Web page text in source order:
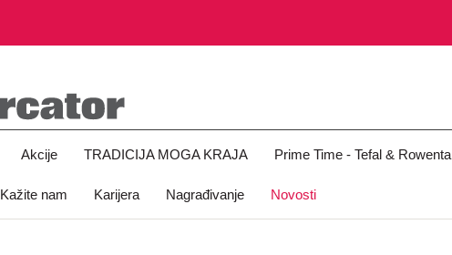
Akcije TRADICIJA MOGA KRAJA Prime Time - Tefal & Rowenta
Kažite nam Karijera Nagrađivanje Novosti